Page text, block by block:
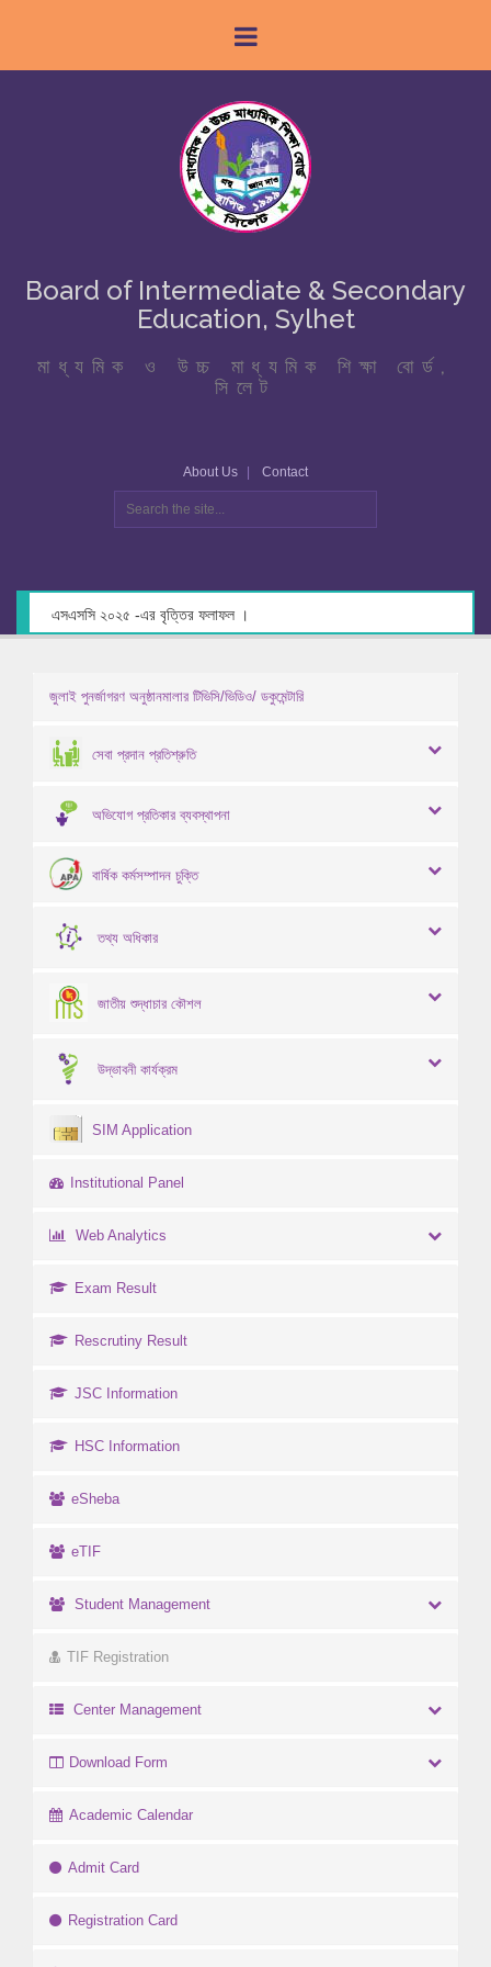
Board of Intermediate & Secondary
Education, Sylhet
মাধ্যমিক ও উচ্চ মাধ্যমিক শিক্ষা বোর্ড,
সিলেট
About Us Contact
এসএসসি ২০২৫ -এর বৃত্তির ফলাফল ।
জুলাই পুনর্জাগরণ অনুষ্ঠানমালার টিভিসি/ভিডিও/ ডকুমেন্টারি
সেবা প্রদান প্রতিশ্রুতি
অভিযোগ প্রতিকার ব্যবস্থাপনা
বার্ষিক কর্মসম্পাদন চুক্তি
তথ্য অধিকার
জাতীয় শুদ্ধাচার কৌশল
উদ্ভাবনী কার্যক্রম
SIM Application
Institutional Panel
Web Analytics
Exam Result
Rescrutiny Result
JSC Information
HSC Information
eSheba
eTIF
Student Management
TIF Registration
Center Management
Download Form
Academic Calendar
Admit Card
Registration Card